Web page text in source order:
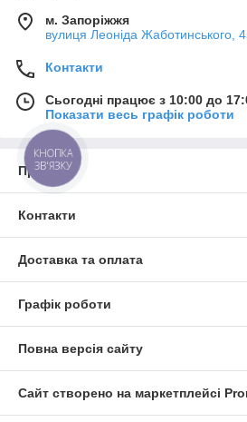
м. Запоріжжя
вулиця Леоніда Жаботинського,
Контакти
Сьогодні працює з 10:00 до
Показати весь графік роботи
Про нас
Контакти
Доставка та оплата
Графік роботи
Повна версія сайту
Сайт створено на маркетплейсі
КНОПКА
ЗВ'ЯЗКУ